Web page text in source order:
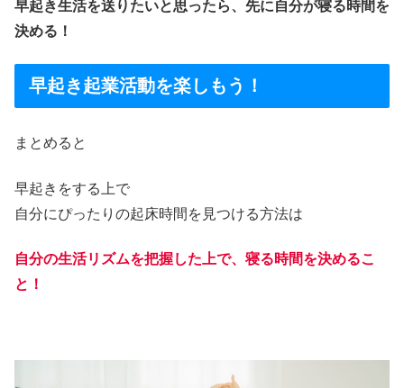
早起き生活を送りたいと思ったら、 先に自分が寝る時間を
決める！
早起き起業活動を楽しもう！
まとめると
早起きをする上で
自分にぴったりの起床時間を見つける方法は
自分の生活リズムを把握した上で、寝る時間を決めるこ
と！